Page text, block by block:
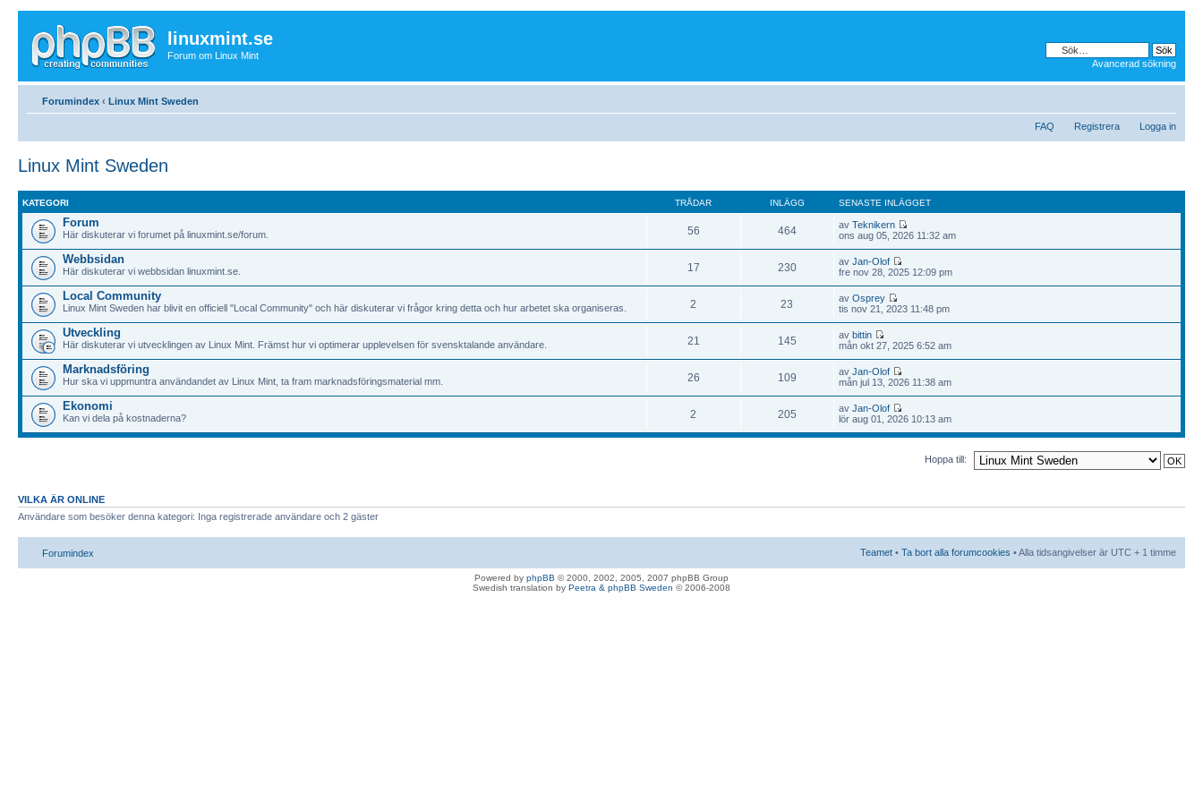
linuxmint.se
Forum om Linux Mint
Avancerad sökning
Forumindex ‹ Linux Mint Sweden
FAQ Registrera Logga in
Linux Mint Sweden
KATEGORI TRÅDAR INLÄGG SENASTE INLÄGGET
Forum
Här diskuterar vi forumet på linuxmint.se/forum. 56 464 avTeknikern
ons aug 05, 2026 11:32 am
Webbsidan
Här diskuterar vi webbsidan linuxmint.se. 17 230 avJan-Olof
fre nov 28, 2025 12:09 pm
Local Community
Linux Mint Sweden har blivit en officiell "Local Community" och här diskuterar vi frågor kring detta och hur arbetet ska organiseras. 2 23 avOsprey
tis nov 21, 2023 11:48 pm
Utveckling
Här diskuterar vi utvecklingen av Linux Mint. Främst hur vi optimerar upplevelsen för svensktalande användare. 21 145 avbittin
mån okt 27, 2025 6:52 am
Marknadsföring
Hur ska vi uppmuntra användandet av Linux Mint, ta fram marknadsföringsmaterial mm. 26 109 avJan-Olof
mån jul 13, 2026 11:38 am
Ekonomi
Kan vi dela på kostnaderna? 2 205 avJan-Olof
lör aug 01, 2026 10:13 am
Hoppa till:
VILKA ÄR ONLINE
Användare som besöker denna kategori: Inga registrerade användare och 2 gäster
Forumindex Teamet • Ta bort alla forumcookies • Alla tidsangivelser är UTC + 1 timme
Powered by phpBB © 2000, 2002, 2005, 2007 phpBB Group
Swedish translation by Peetra & phpBB Sweden © 2006-2008